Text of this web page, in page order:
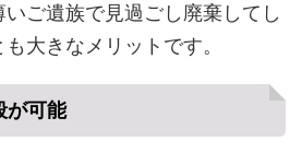
ご遺族で見過ごし廃棄してし
大きなメリットです。
が可能